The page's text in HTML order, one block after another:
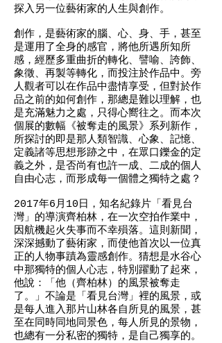
探入另一位藝術家的人生與創作。
創作，是藝術家的腦、心、身、手，甚至
是運用了全身的感官，將他所遇所知所
感，經歷多重曲折的轉化、譬喻、誇飾、
象徵、再製等轉化，而投注於作品中。旁
人觀者可以在作品中盡情享受，但對於作
品之前的如何創作，那總是難以理解，也
是充滿魅力之處，只得心嚮往之。而本次
個展的數幅《被奪走的風景》系列新作，
所探討的即是那人類智識、心象、記憶、
定義諸等思想形跡之中，在眾口鑠金的定
義之外，是否尚有也許一成、二成的個人
自由心志，而形成每一個體之獨特之處？
2017年6月10日，知名紀錄片「看見台
灣」的導演齊柏林，在一次空拍作業中，
因航機起火失事而不幸殞落。這則新聞，
深深撼動了藝術家，而使他首次以一位真
正的人物事蹟為靈感創作。猜想是水谷心
中那獨特的個人心志，特別躍動了起來，
他說：「他（齊柏林）的風景被奪走
了。」不論是「看見台灣」裡的風景，或
是每人進入那片山林各自所見的風景，甚
至在同時同地同景色，每人所見的景物，
也總有一分私密的獨特，是自己獨享的。